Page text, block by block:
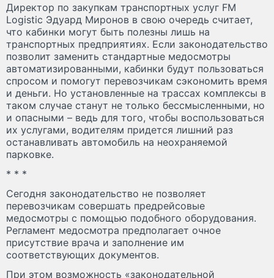
Директор по закупкам транспортных услуг FM
Logistic Эдуард Миронов в свою очередь считает,
что кабинки могут быть полезны лишь на
транспортных предприятиях. Если законодательство
позволит заменить стандартные медосмотры
автоматизированными, кабинки будут пользоваться
спросом и помогут перевозчикам сэкономить время
и деньги. Но установленные на трассах комплексы в
таком случае станут не только бессмысленными, но
и опасными – ведь для того, чтобы воспользоваться
их услугами, водителям придется лишний раз
останавливать автомобиль на неохраняемой
парковке.
* * *
Сегодня законодательство не позволяет
перевозчикам совершать предрейсовые
медосмотры с помощью подобного оборудования.
Регламент медосмотра предполагает очное
присутствие врача и заполнение им
соответствующих документов.
При этом возможность «законодательной